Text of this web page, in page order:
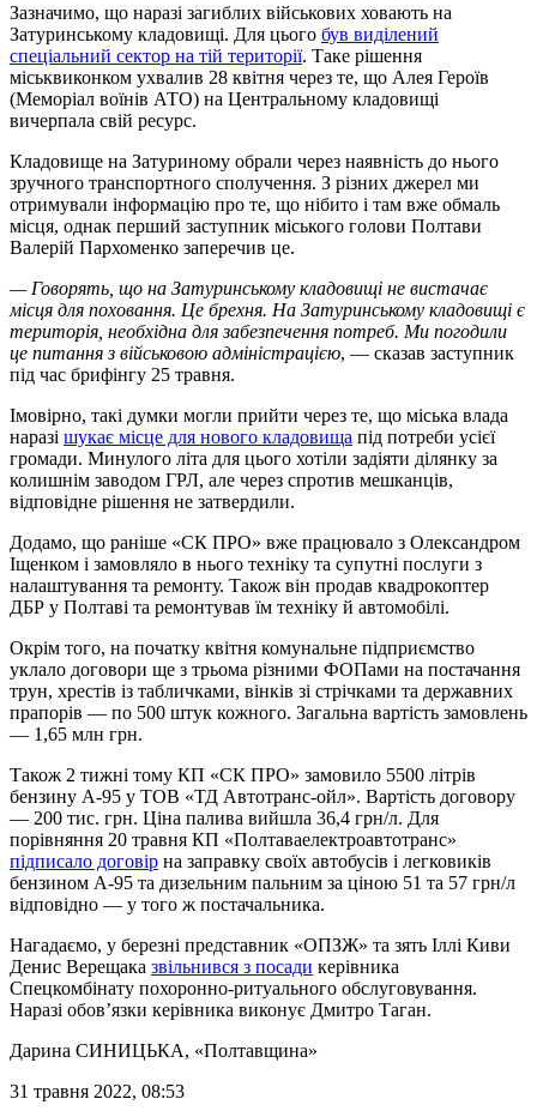
Зазначимо, що наразі загиблих військових ховають на
Затуринському кладовищі. Для цього був виділений
спеціальний сектор на тій території. Таке рішення
міськвиконком ухвалив 28 квітня через те, що Алея Героїв
(Меморіал воїнів АТО) на Центральному кладовищі
вичерпала свій ресурс.
Кладовище на Затуриному обрали через наявність до нього
зручного транспортного сполучення. З різних джерел ми
отримували інформацію про те, що нібито і там вже обмаль
місця, однак перший заступник міського голови Полтави
Валерій Пархоменко заперечив це.
— Говорять, що на Затуринському кладовищі не вистачає
місця для поховання. Це брехня. На Затуринському кладовищі є
територія, необхідна для забезпечення потреб. Ми погодили
це питання з військовою адміністрацією, — сказав заступник
під час брифінгу 25 травня.
Імовірно, такі думки могли прийти через те, що міська влада
наразі шукає місце для нового кладовища під потреби усієї
громади. Минулого літа для цього хотіли задіяти ділянку за
колишнім заводом ГРЛ, але через спротив мешканців,
відповідне рішення не затвердили.
Додамо, що раніше «СК ПРО» вже працювало з Олександром
Іщенком і замовляло в нього техніку та супутні послуги з
налаштування та ремонту. Також він продав квадрокоптер
ДБР у Полтаві та ремонтував їм техніку й автомобілі.
Окрім того, на початку квітня комунальне підприємство
уклало договори ще з трьома різними ФОПами на постачання
трун, хрестів із табличками, вінків зі стрічками та державних
прапорів — по 500 штук кожного. Загальна вартість замовлень
— 1,65 млн грн.
Також 2 тижні тому КП «СК ПРО» замовило 5500 літрів
бензину А-95 у ТОВ «ТД Автотранс-ойл». Вартість договору
— 200 тис. грн. Ціна палива вийшла 36,4 грн/л. Для
порівняння 20 травня КП «Полтаваелектроавтотранс»
підписало договір на заправку своїх автобусів і легковиків
бензином А-95 та дизельним пальним за ціною 51 та 57 грн/л
відповідно — у того ж постачальника.
Нагадаємо, у березні представник «ОПЗЖ» та зять Іллі Киви
Денис Верещака звільнився з посади керівника
Спецкомбінату похоронно-ритуального обслуговування.
Наразі обов’язки керівника виконує Дмитро Таган.
Дарина СИНИЦЬКА, «Полтавщина»
31 травня 2022, 08:53